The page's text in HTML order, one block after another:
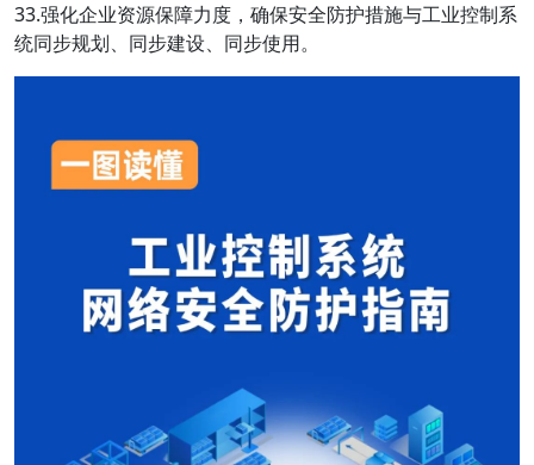
33.强化企业资源保障力度，确保安全防护措施与工业控制系
统同步规划、同步建设、同步使用。